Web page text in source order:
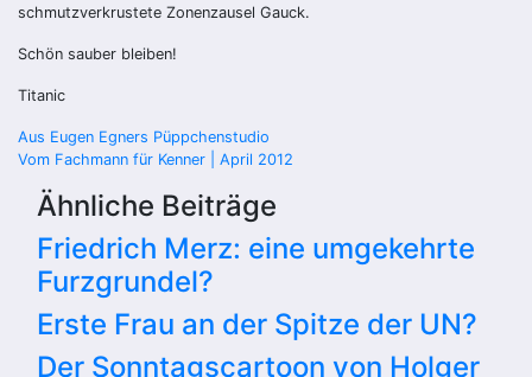
schmutzverkrustete Zonenzausel Gauck.
Schön sauber bleiben!
Titanic
Beitragsnavigation
Aus Eugen Egners Püppchenstudio
Vom Fachmann für Kenner | April 2012
Ähnliche Beiträge
Friedrich Merz: eine umgekehrte
Furzgrundel?
Erste Frau an der Spitze der UN?
Der Sonntagscartoon von Holger